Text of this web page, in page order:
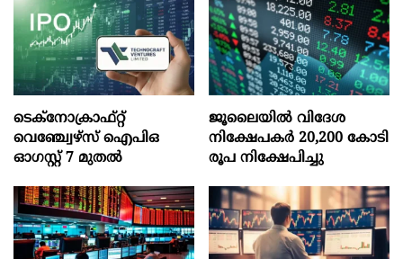
ടെക്‌നോക്രാഫ്‌റ്റ്‌
വെഞ്ച്വേഴ്‌സ്‌ ഐപിഒ
ഓഗസ്റ്റ്‌ 7 മുതല്‍
ജൂലൈയില്‍ വിദേശ
നിക്ഷേപകര്‍ 20,200 കോടി
രൂപ നിക്ഷേപിച്ചു